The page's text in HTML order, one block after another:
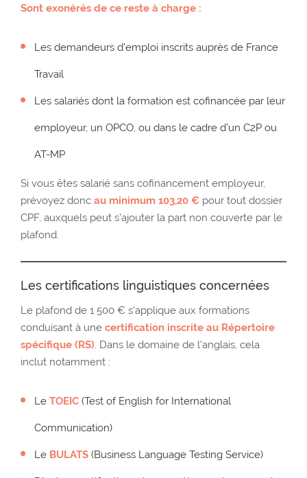
Sont exonérés de ce reste à charge :
Les demandeurs d’emploi inscrits auprès de France
Travail
Les salariés dont la formation est cofinancée par leur
employeur, un OPCO, ou dans le cadre d’un C2P ou
AT-MP
Si vous êtes salarié sans cofinancement employeur,
prévoyez donc au minimum 103,20 € pour tout dossier
CPF, auxquels peut s’ajouter la part non couverte par le
plafond.
Les certifications linguistiques concernées
Le plafond de 1 500 € s’applique aux formations
conduisant à une certification inscrite au Répertoire
spécifique (RS). Dans le domaine de l’anglais, cela
inclut notamment :
Le TOEIC (Test of English for International
Communication)
Le BULATS (Business Language Testing Service)